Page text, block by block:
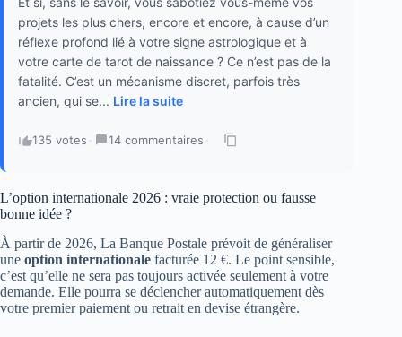
projets les plus chers, encore et encore, à cause d’un
réflexe profond lié à votre signe astrologique et à
votre carte de tarot de naissance ? Ce n’est pas de la
fatalité. C’est un mécanisme discret, parfois très
ancien, qui se... Lire la suite
135 votes · 14 commentaires ·
L’option internationale 2026 : vraie protection ou fausse
bonne idée ?
À partir de 2026, La Banque Postale prévoit de généraliser
une option internationale facturée 12 €. Le point sensible,
c’est qu’elle ne sera pas toujours activée seulement à votre
demande. Elle pourra se déclencher automatiquement dès
votre premier paiement ou retrait en devise étrangère.